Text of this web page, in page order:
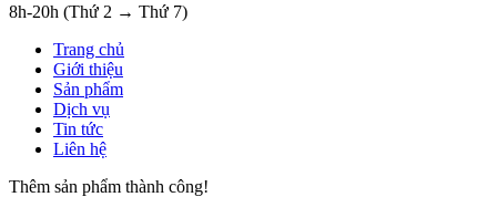
8h-20h (Thứ 2 → Thứ 7)
Trang chủ
Giới thiệu
Sản phẩm
Dịch vụ
Tin tức
Liên hệ
Thêm sản phẩm thành công!